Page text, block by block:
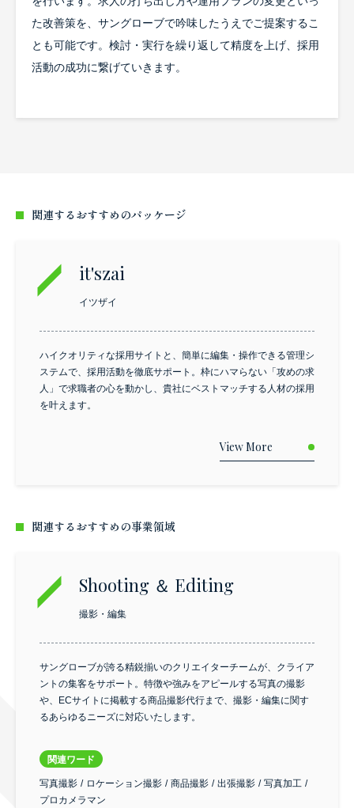
た改善策を、サングローブで吟味したうえでご提案するこ
とも可能です。検討・実行を繰り返して精度を上げ、採用
活動の成功に繋げていきます。
関連するおすすめのパッケージ
it'szai
イツザイ
ハイクオリティな採用サイトと、簡単に編集・操作できる管理シ
ステムで、採用活動を徹底サポート。枠にハマらない「攻めの求
人」で求職者の心を動かし、貴社にベストマッチする人材の採用
を叶えます。
View More
関連するおすすめの事業領域
Shooting ＆ Editing
撮影・編集
サングローブが誇る精鋭揃いのクリエイターチームが、クライア
ントの集客をサポート。特徴や強みをアピールする写真の撮影
や、ECサイトに掲載する商品撮影代行まで、撮影・編集に関す
るあらゆるニーズに対応いたします。
関連ワード
写真撮影 ロケーション撮影 商品撮影 出張撮影
写真加工
プロカメラマン